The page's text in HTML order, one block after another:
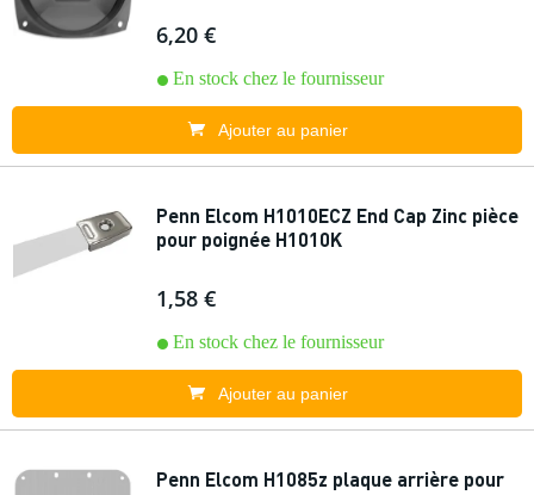
6,20 €
En stock chez le fournisseur
Ajouter au panier
Penn Elcom H1010ECZ End Cap Zinc pièce
pour poignée H1010K
1,58 €
En stock chez le fournisseur
Ajouter au panier
Penn Elcom H1085z plaque arrière pour